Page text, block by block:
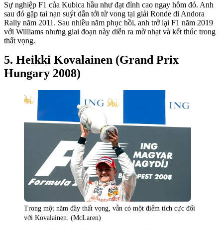
Sự nghiệp F1 của Kubica hầu như đạt đỉnh cao ngay hôm đó. Anh
sau đó gặp tai nạn suýt dẫn tới tử vong tại giải Ronde di Andora
Rally năm 2011. Sau nhiều năm phục hồi, anh trở lại F1 năm 2019
với Williams nhưng giai đoạn này diễn ra mờ nhạt và kết thúc trong
thất vọng.
Heikki Kovalainen (Grand Prix
Hungary 2008)
Trong một năm đầy thất vọng, vẫn có một điểm tích cực đối
với Kovalainen. (McLaren)